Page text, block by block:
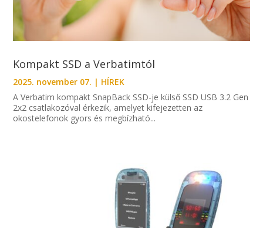
Kompakt SSD a Verbatimtól
2025. november 07. | HÍREK
A Verbatim kompakt SnapBack SSD-je külső SSD USB 3.2 Gen
2x2 csatlakozóval érkezik, amelyet kifejezetten az
okostelefonok gyors és megbízható...